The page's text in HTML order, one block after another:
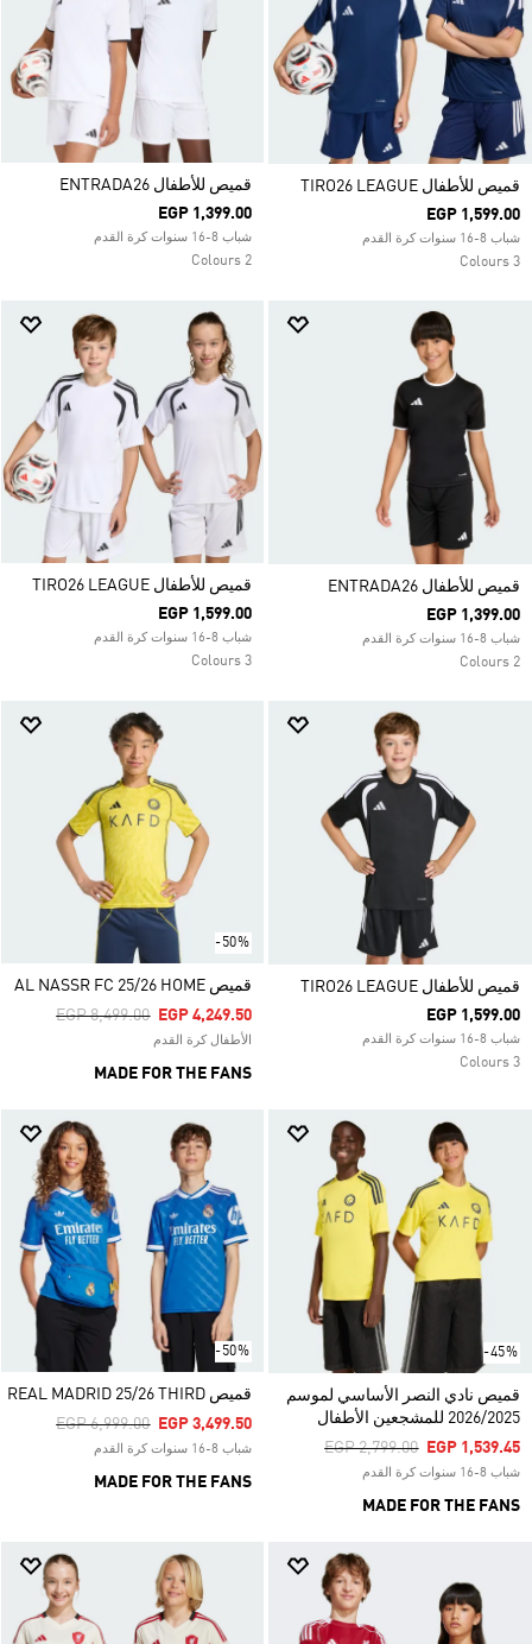
قميص للأطفال TIRO26 LEAGUE
EGP 1,599.00
شباب 8-16 سنوات كرة القدم
3 Colours
قميص للأطفال ENTRADA26
EGP 1,399.00
شباب 8-16 سنوات كرة القدم
2 Colours
قميص للأطفال ENTRADA26
EGP 1,399.00
شباب 8-16 سنوات كرة القدم
2 Colours
قميص للأطفال TIRO26 LEAGUE
EGP 1,599.00
شباب 8-16 سنوات كرة القدم
3 Colours
قميص للأطفال TIRO26 LEAGUE
EGP 1,599.00
شباب 8-16 سنوات كرة القدم
3 Colours
-50%
قميص AL NASSR FC 25/26 HOME
Price Reduced From
EGP 8,499.00ToEGP 4,249.50
الأطفال كرة القدم
MADE FOR THE FANS
-45%
قميص نادي النصر الأساسي لموسم
2026/2025 للمشجعين الأطفال
Price Reduced From
EGP 2,799.00ToEGP 1,539.45
شباب 8-16 سنوات كرة القدم
MADE FOR THE FANS
-50%
قميص REAL MADRID 25/26 THIRD
Price Reduced From
EGP 6,999.00ToEGP 3,499.50
شباب 8-16 سنوات كرة القدم
MADE FOR THE FANS